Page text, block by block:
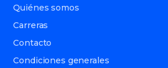
Quiénes somos
Carreras
Contacto
Condiciones generales